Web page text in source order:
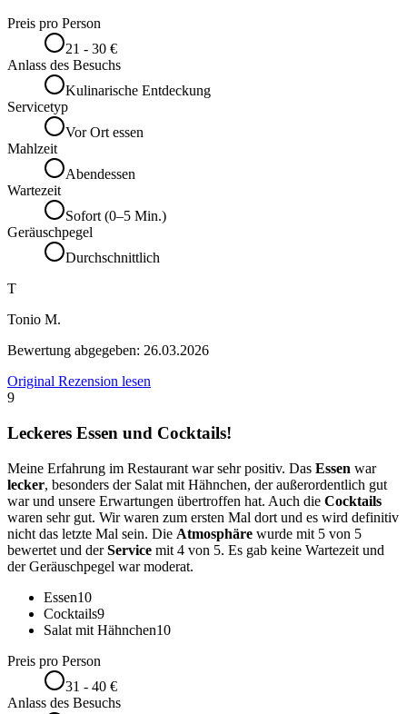
Preis pro Person
21 - 30 €
Anlass des Besuchs
Kulinarische Entdeckung
Servicetyp
Vor Ort essen
Mahlzeit
Abendessen
Wartezeit
Sofort (0–5 Min.)
Geräuschpegel
Durchschnittlich
T
Tonio M.
Bewertung abgegeben: 26.03.2026
Original Rezension lesen
9
Leckeres Essen und Cocktails!
Meine Erfahrung im Restaurant war sehr positiv. Das Essen war
lecker, besonders der Salat mit Hähnchen, der außerordentlich gut
war und unsere Erwartungen übertroffen hat. Auch die Cocktails
waren sehr gut. Wir waren zum ersten Mal dort und es wird definitiv
nicht das letzte Mal sein. Die Atmosphäre wurde mit 5 von 5
bewertet und derService mit 4 von 5. Es gab keine Wartezeit und
der Geräuschpegel war moderat.
Essen10
Cocktails9
Salat mit Hähnchen10
Preis pro Person
31 - 40 €
Anlass des Besuchs